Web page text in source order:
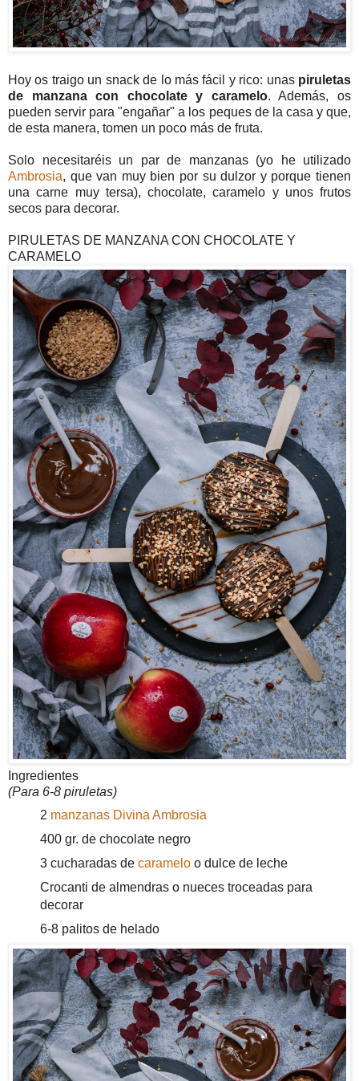
Hoy os traigo un snack de lo más fácil y rico: unas piruletas
de manzana con chocolate y caramelo. Además, os
pueden servir para "engañar" a los peques de la casa y que,
de esta manera, tomen un poco más de fruta.
Solo necesitaréis un par de manzanas (yo he utilizado
Ambrosia, que van muy bien por su dulzor y porque tienen
una carne muy tersa), chocolate, caramelo y unos frutos
secos para decorar.
PIRULETAS DE MANZANA CON CHOCOLATE Y
CARAMELO
Ingredientes
(Para 6-8 piruletas)
2 manzanas Divina Ambrosia
400 gr. de chocolate negro
3 cucharadas de carameloo dulce de leche
Crocanti de almendras o nueces troceadas para
decorar
6-8 palitos de helado